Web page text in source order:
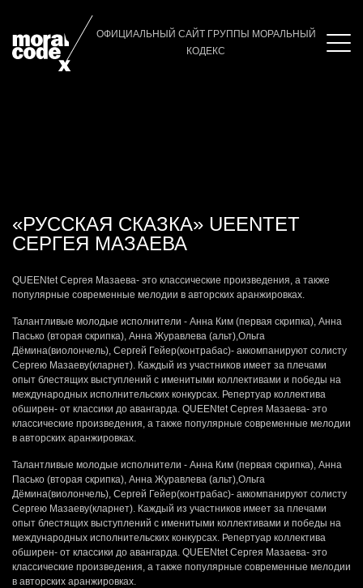
ОФИЦИАЛЬНЫЙ САЙТ ГРУППЫ МОРАЛЬНЫЙ
КОДЕКС
«РУССКАЯ СКАЗКА» UEENTET
СЕРГЕЯ МАЗАЕВА
QUEENtet Сергея Мазаева- это классические произведения, а также
популярные современные мелодии в авторских аранжировках.
Талантливые молодые исполнители - Анна Ким (первая скрипка), Анна
Пасько (вторая скрипка), Анна Журавлева (альт),Ольга
Дёмина(виолончель), Сергей Гейер(контрабас)- аккомпанируют солисту
Сергею Мазаеву(кларнет). Каждый из участников имеет за плечами
опыт блестящих выступлений с именитыми коллективами и победы на
международных исполнительских конкурсах. Репертуар коллектива
обширен- от классики до авангарда. QUEENtet Сергея Мазаева- это
классические произведения, а также популярные современные мелодии
в авторских аранжировках.
Талантливые молодые исполнители - Анна Ким (первая скрипка), Анна
Пасько (вторая скрипка), Анна Журавлева (альт),Ольга
Дёмина(виолончель), Сергей Гейер(контрабас)- аккомпанируют солисту
Сергею Мазаеву(кларнет). Каждый из участников имеет за плечами
опыт блестящих выступлений с именитыми коллективами и победы на
международных исполнительских конкурсах. Репертуар коллектива
обширен- от классики до авангарда. QUEENtet Сергея Мазаева- это
классические произведения, а также популярные современные мелодии
в авторских аранжировках.